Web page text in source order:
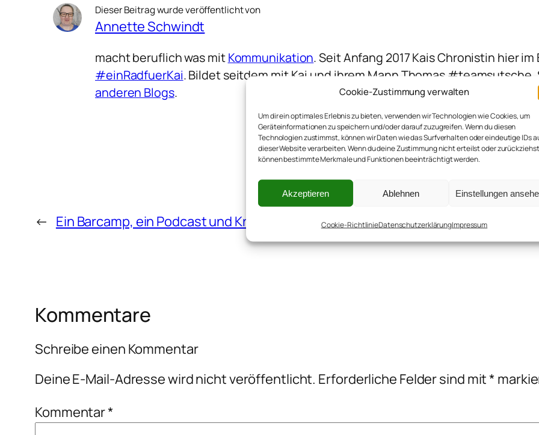
Cookie-Zustimmung verwalten
Um dir ein optimales Erlebnis zu bieten, verwenden wir Technologien wie Cookies, um
Geräteinformationen zu speichern und/oder darauf zuzugreifen. Wenn du diesen
Technologien zustimmst, können wir Daten wie das Surfverhalten oder eindeutige IDs
dieser Website verarbeiten. Wenn du deine Zustimmung nicht erteilst oder
können bestimmte Merkmale und Funktionen beeinträchtigt werden.
Akzeptieren Ablehnen Einstellungen
Cookie-RichtlinieDatenschutzerklärungImpressum
Dieser Beitrag wurde veröffentlicht von
Annette Schwindt
macht beruflich was mitKommunikation. Seit Anfang 2017 Kais Chronistin hier
#einRadfuerKai. Bildet seitdem mit Kai und ihrem Mann Thomas
anderen Blogs.
← Ein Barcamp, ein Podcast und Krumme Dinger
Kommentare
Schreibe einen Kommentar
Deine E-Mail-Adresse wird nicht veröffentlicht. Erforderliche Felder sind mit*
Kommentar*